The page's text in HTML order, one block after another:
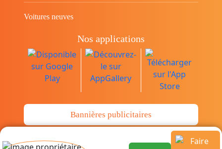
Voitures neuves
Nos applications
Bannières publicitaires